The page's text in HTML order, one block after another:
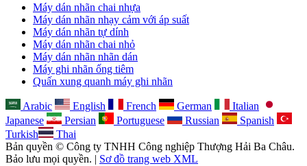
Máy dán nhãn chai nhựa
Máy dán nhãn nhạy cảm với áp suất
Máy dán nhãn tự dính
Máy dán nhãn chai nhỏ
Máy dán nhãn nhãn dán
Máy ghi nhãn ống tiêm
Quấn xung quanh máy ghi nhãn
Arabic English French German
Italian
Japanese
Persian Portuguese Russian
Spanish
Turkish
Thai
Bản quyền © Công ty TNHH Công nghiệp Thượng Hải Ba Châu.
Bảo lưu mọi quyền. | Sơ đồ trang web XML